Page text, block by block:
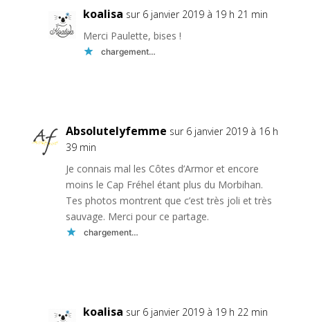
koalisa sur 6 janvier 2019 à 19 h 21 min
Merci Paulette, bises !
chargement…
Absolutelyfemme sur 6 janvier 2019 à 16 h
39 min
Je connais mal les Côtes d’Armor et encore
moins le Cap Fréhel étant plus du Morbihan.
Tes photos montrent que c’est très joli et très
sauvage. Merci pour ce partage.
chargement…
koalisa sur 6 janvier 2019 à 19 h 22 min